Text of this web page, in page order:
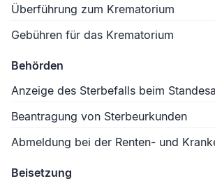
Überführung zum Krematorium
Gebühren für das Krematorium
Behörden
Anzeige des Sterbefalls beim
Beantragung von Sterbeurkunden
Abmeldung bei der Renten- und
Beisetzung